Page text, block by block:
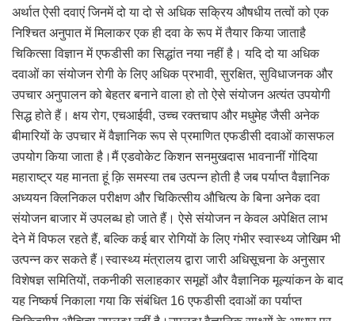
अर्थात ऐसी दवाएं जिनमें दो या दो से अधिक सक्रिय औषधीय तत्वों को एक
निश्चित अनुपात में मिलाकर एक ही दवा के रूप में तैयार किया जाताहै
चिकित्सा विज्ञान में एफडीसी का सिद्धांत नया नहीं है। यदि दो या अधिक
दवाओं का संयोजन रोगी के लिए अधिक प्रभावी, सुरक्षित, सुविधाजनक और
उपचार अनुपालन को बेहतर बनाने वाला हो तो ऐसे संयोजन अत्यंत उपयोगी
सिद्ध होते हैं। क्षय रोग, एचआईवी, उच्च रक्तचाप और मधुमेह जैसी अनेक
बीमारियों के उपचार में वैज्ञानिक रूप से प्रमाणित एफडीसी दवाओं कासफल
उपयोग किया जाता है।मैं एडवोकेट किशन सनमुखदास भावनानीं गोंदिया
महाराष्ट्र यह मानता हूं क़ि समस्या तब उत्पन्न होती है जब पर्याप्त वैज्ञानिक
अध्ययन क्लिनिकल परीक्षण और चिकित्सीय औचित्य के बिना अनेक दवा
संयोजन बाजार में उपलब्ध हो जाते हैं। ऐसे संयोजन न केवल अपेक्षित लाभ
देने में विफल रहते हैं, बल्कि कई बार रोगियों के लिए गंभीर स्वास्थ्य जोखिम भी
उत्पन्न कर सकते हैं।स्वास्थ्य मंत्रालय द्वारा जारी अधिसूचना के अनुसार
विशेषज्ञ समितियों, तकनीकी सलाहकार समूहों और वैज्ञानिक मूल्यांकन के बाद
यह निष्कर्ष निकाला गया कि संबंधित 16 एफडीसी दवाओं का पर्याप्त